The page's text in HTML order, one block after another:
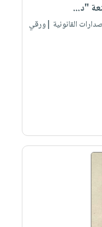
"د...
القانونية |ورقي